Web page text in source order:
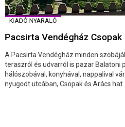
KIADÓ NYARALÓ
Pacsirta Vendégház Csopak
A Pacsirta Vendégház minden
teraszról és udvarról is pazar Balatoni
hálószobával, konyhával, nappalival
nyugodt utcában, Csopak és Arács hat ...